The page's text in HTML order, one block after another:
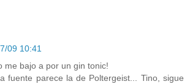
09 10:41
me bajo a por un gin tonic!
fuente parece la de Poltergeist... Tino, sigue